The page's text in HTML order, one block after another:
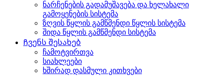
ნარჩენების გადამუშავება და ხელახალი
გამოყენების სისტემა
ზღვის წყლის გამწმენდი წყლის სისტემა
შიდა წყლის გამწმენდი სისტემა
Ჩვენს შესახებ
ჩამოტვირთვა
სიახლეები
ხშირად დასმული კითხვები